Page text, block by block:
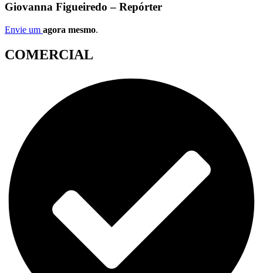
Giovanna Figueiredo – Repórter
Envie um agora mesmo.
COMERCIAL